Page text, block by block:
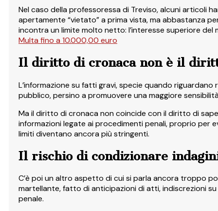
Nel caso della professoressa di Treviso, alcuni articoli
apertamente “vietato” a prima vista, ma abbastanza
incontra un limite molto netto: l’interesse superiore
Multa fino a 10.000,00 euro
Il diritto di cronaca non è il
L’informazione su fatti gravi, specie quando
pubblico, persino a promuovere una maggiore
Ma il diritto di cronaca non coincide con il diritto di
informazioni legate ai procedimenti penali, proprio per
limiti diventano ancora più stringenti.
Il rischio di condizionare
C’è poi un altro aspetto di cui si parla ancora troppo
martellante, fatto di anticipazioni di atti, indiscrezioni
penale.